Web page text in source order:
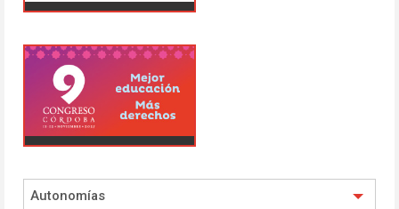
Autonomías